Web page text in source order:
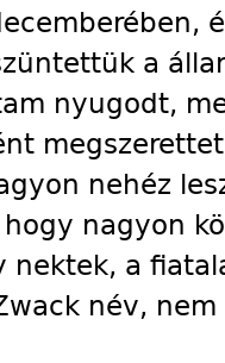
a
nyugodt,
nehéz
nagyon
nektek, a
név,